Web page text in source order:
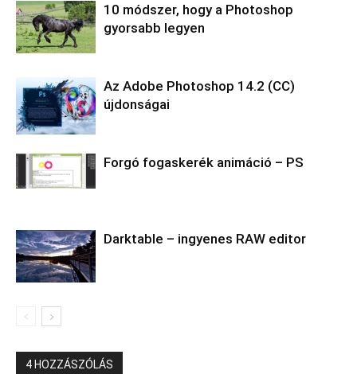
10 módszer, hogy a Photoshop
gyorsabb legyen
Az Adobe Photoshop 14.2 (CC)
újdonságai
Forgó fogaskerék animáció – PS
Darktable – ingyenes RAW editor
4 HOZZÁSZÓLÁS